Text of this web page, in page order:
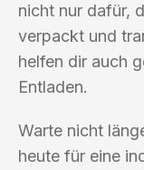
nicht nur dafür,
verpackt und
helfen dir auch
Entladen.
Warte nicht
heute für eine